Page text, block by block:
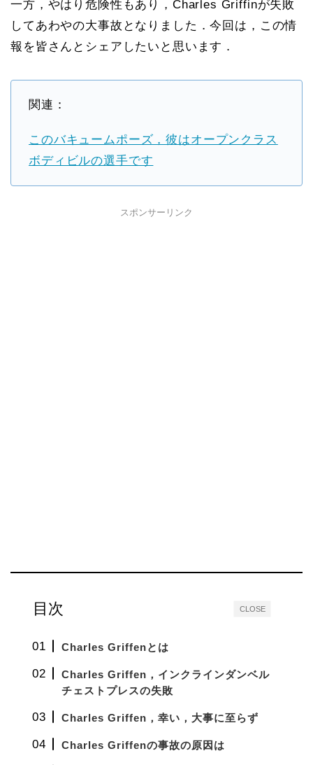
一方，やはり危険性もあり，Charles Griffinが失敗
してあわやの大事故となりました．今回は，この情
報を皆さんとシェアしたいと思います．
関連：
このバキュームポーズ，彼はオープンクラス
ボディビルの選手です
スポンサーリンク
CLOSE
目次
Charles Griffenとは
Charles Griffen，インクラインダンベル
チェストプレスの失敗
Charles Griffen，幸い，大事に至らず
Charles Griffenの事故の原因は